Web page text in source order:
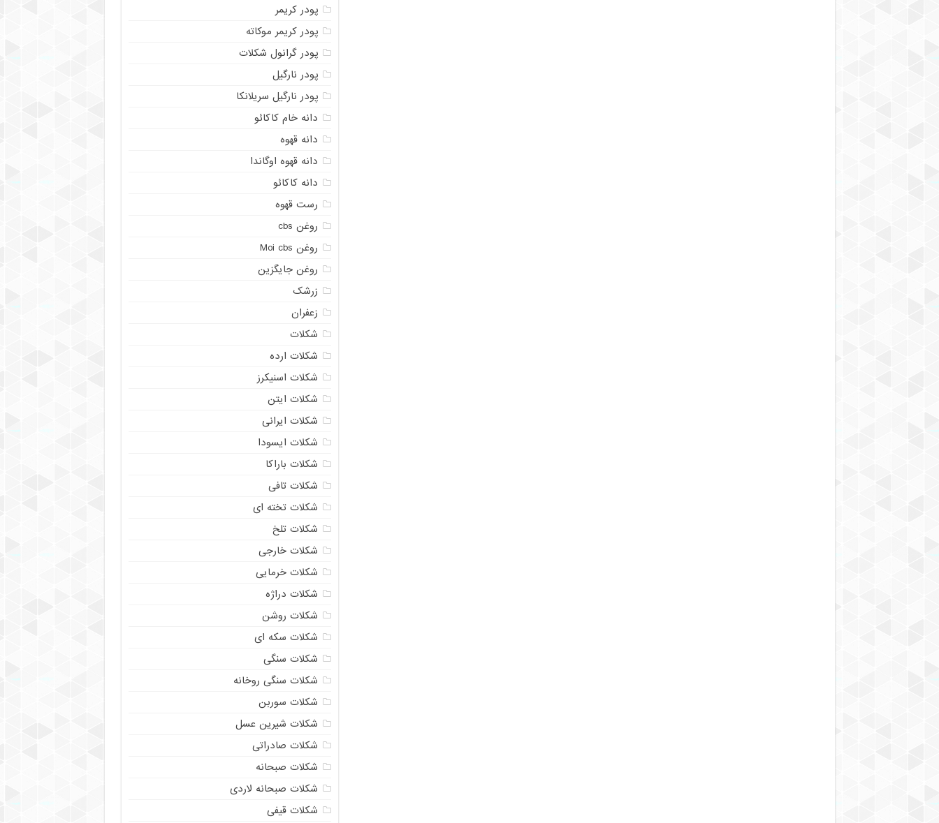
پودر کریمر
پودر کریمر موکاته
پودر گرانول شکلات
پودر نارگیل
پودر نارگیل سریلانکا
دانه خام کاکائو
دانه قهوه
دانه قهوه اوگاندا
دانه کاکائو
رست قهوه
روغن cbs
روغن Moi cbs
روغن جایگزین
زرشک
زعفران
شکلات
شکلات ارده
شکلات اسنیکرز
شکلات ایتن
شکلات ایرانی
شکلات ایسودا
شکلات باراکا
شکلات تافی
شکلات تخته ای
شکلات تلخ
شکلات خارجی
شکلات خرمایی
شکلات دراژه
شکلات روشن
شکلات سکه ای
شکلات سنگی
شکلات سنگی روخانه
شکلات سوربن
شکلات شیرین عسل
شکلات صادراتی
شکلات صبحانه
شکلات صبحانه لاردی
شکلات قیفی